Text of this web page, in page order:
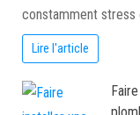
constamment stress
Lire l'article